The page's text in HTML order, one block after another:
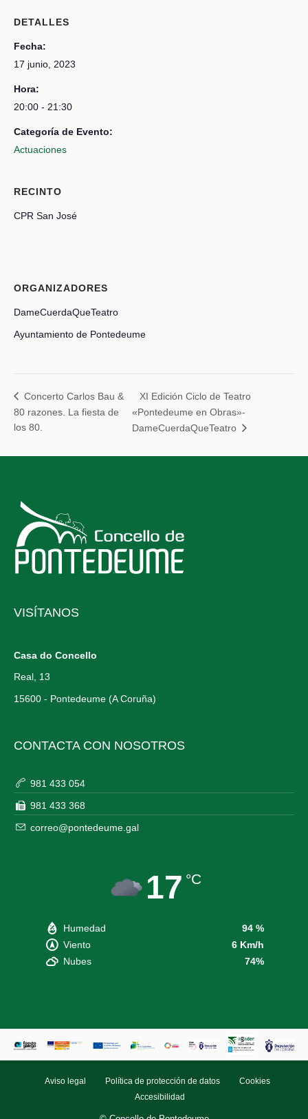
DETALLES
Fecha:
17 junio, 2023
Hora:
20:00 - 21:30
Categoría de Evento:
Actuaciones
RECINTO
CPR San José
ORGANIZADORES
DameCuerdaQueTeatro
Ayuntamiento de Pontedeume
Concerto Carlos Bau &
80 razones. La fiesta de
los 80.
XI Edición Ciclo de Teatro
«Pontedeume en Obras»-
DameCuerdaQueTeatro
VISÍTANOS
Casa do Concello
Real, 13
15600 - Pontedeume (A Coruña)
CONTACTA CON NOSOTROS
981 433 054
981 433 368
correo@pontedeume.gal
17 °C
Humedad
94 %
Viento
6 Km/h
Nubes
74%
Aviso legal Política de protección de datos
Cookies
Accesibilidad